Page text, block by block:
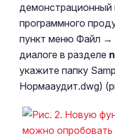
демонстрационный
программного
пункт меню Файл →
диалоге в разделе
укажите папку
Нормааудит.dwg)